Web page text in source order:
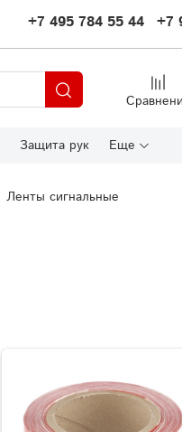
+7 495 784 55 44 +7
Защита рук Еще
Ленты сигнальные